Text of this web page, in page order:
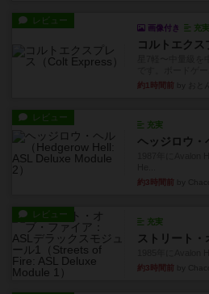
レビュー
画像付き 充実
コルトエクス
約1時間前
レビュー
充実
ヘッジロウ・
約3時間前
レビュー
充実
約3時間前